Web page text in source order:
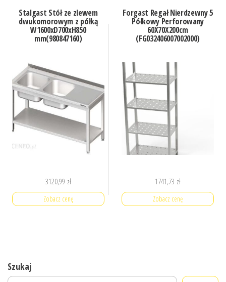
Stalgast Stół ze zlewem
dwukomorowym z półką
W1600xD700xH850
mm(980847160)
3120,99 zł
Zobacz cenę
Forgast Regał Nierdzewny 5
Półkowy Perforowany
60X70X200cm
(FG032406007002000)
1741,73 zł
Zobacz cenę
Szukaj